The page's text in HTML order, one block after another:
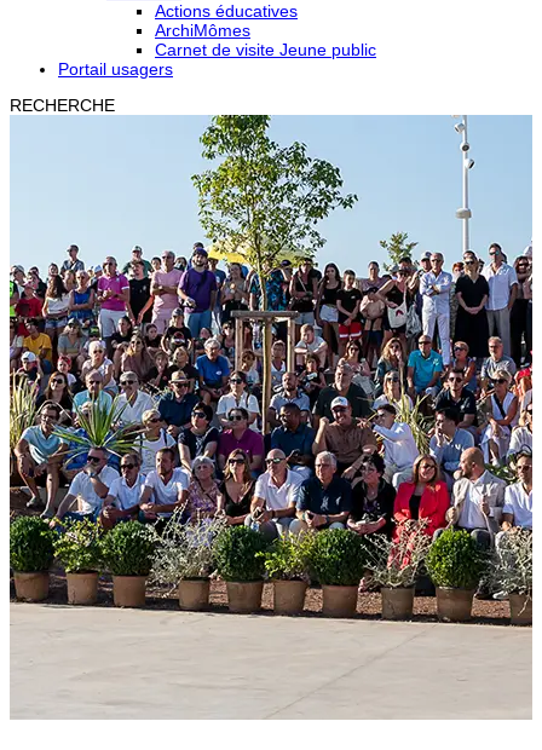
Actions éducatives
ArchiMômes
Carnet de visite Jeune public
Portail usagers
RECHERCHE